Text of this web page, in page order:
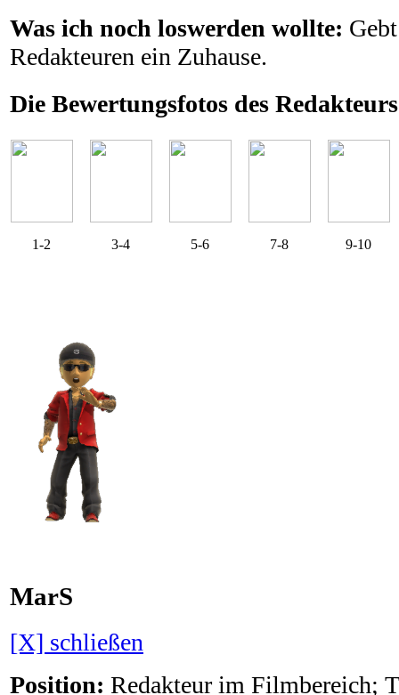
Was ich noch loswerden wollte:
Redakteuren ein Zuhause.
Die Bewertungsfotos des
1-2 3-4 5-6 7-8 9-10
MarS
[X] schließen
Position: Redakteur im Filmbereich;